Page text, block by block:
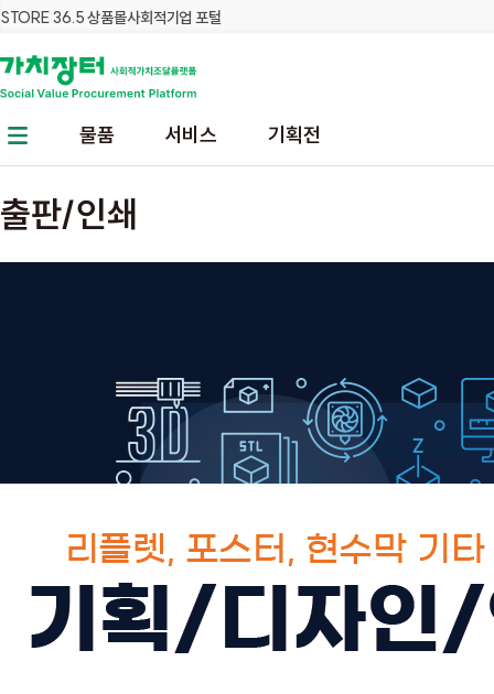
본문 바로가기 주메뉴 바로가기
STORE 36.5 상품몰사회적기업 포털
물품 서비스 기획전
출판/인쇄